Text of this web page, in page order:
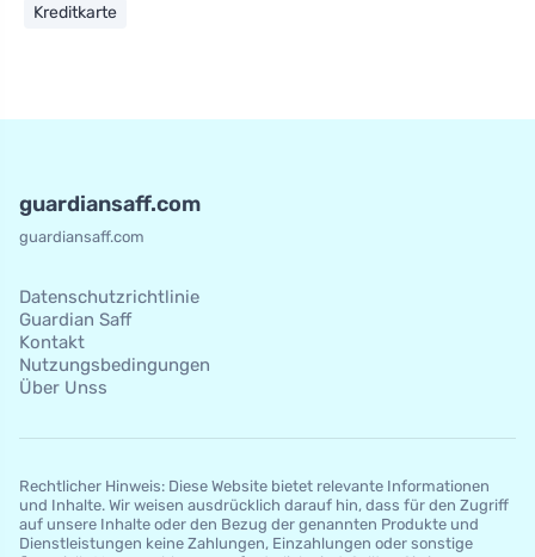
Kreditkarte
guardiansaff.com
guardiansaff.com
Datenschutzrichtlinie
Guardian Saff
Kontakt
Nutzungsbedingungen
Über Unss
Rechtlicher Hinweis: Diese Website bietet relevante Informationen
und Inhalte. Wir weisen ausdrücklich darauf hin, dass für den Zugriff
auf unsere Inhalte oder den Bezug der genannten Produkte und
Dienstleistungen keine Zahlungen, Einzahlungen oder sonstige